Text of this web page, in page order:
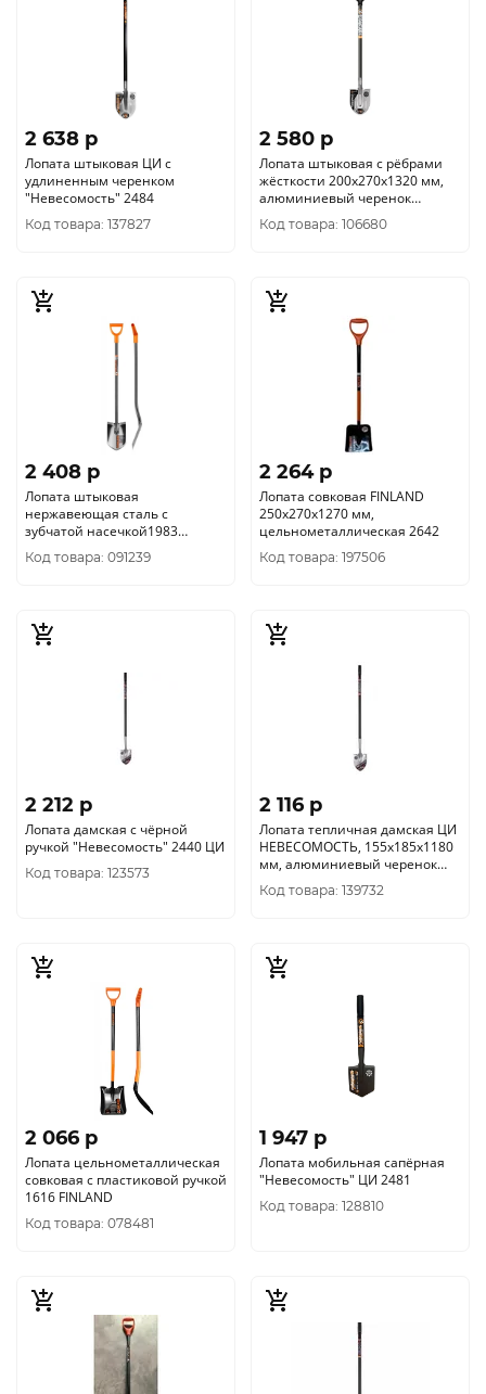
2 638 p
Лопата штыковая ЦИ с
удлиненным черенком
"Невесомость" 2484
Код товара: 137827
2 580 p
Лопата штыковая с рёбрами
жёсткости 200х270х1320 мм,
алюминиевый черенок
"Невесомость" ЦИ 2266-ч
Код товара: 106680
2 408 p
Лопата штыковая
нержавеющая сталь с
зубчатой насечкой1983
FINLAND
Код товара: 091239
2 264 p
Лопата совковая FINLAND
250х270х1270 мм,
цельнометаллическая 2642
Код товара: 197506
2 212 p
Лопата дамская с чёрной
ручкой "Невесомость" 2440 ЦИ
Код товара: 123573
2 116 p
Лопата тепличная дамская ЦИ
НЕВЕСОМОСТЬ, 155х185х1180
мм, алюминиевый черенок
2547
Код товара: 139732
2 066 p
Лопата цельнометаллическая
совковая с пластиковой ручкой
1616 FINLAND
Код товара: 078481
1 947 p
Лопата мобильная сапёрная
"Невесомость" ЦИ 2481
Код товара: 128810